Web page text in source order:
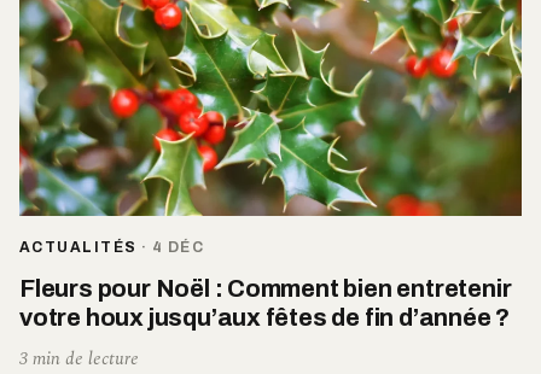
ACTUALITÉS · 4 DÉC
Fleurs pour Noël : Comment bien entretenir
votre houx jusqu’aux fêtes de fin d’année ?
3 min de lecture